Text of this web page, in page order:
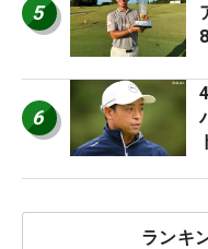
5
6
ランキ